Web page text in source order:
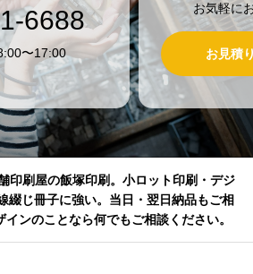
6688
〜17:00
お気軽に
お見積
印刷屋の飯塚印刷。小ロット印刷・デジ
綴じ冊子に強い。当日・翌日納品もご相
ンのことなら何でもご相談ください。